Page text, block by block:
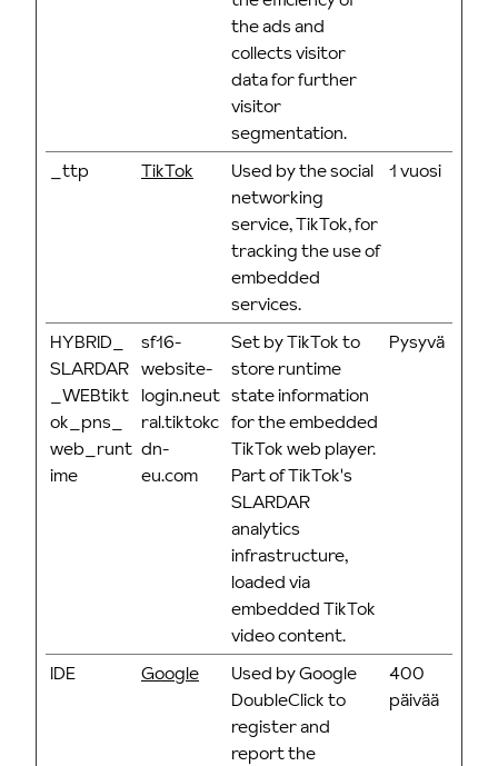
the ads and
collects visitor
data for further
visitor
segmentation.
_ttp TikTok
Used by the social
networking
service, TikTok, for
tracking the use of
embedded
services.
1 vuosi
HYBRID_
SLARDAR
_WEBtikt
ok_pns_
web_runt
ime
sf16-
website-
login.neut
ral.tiktokc
dn-
eu.com
Set by TikTok to
store runtime
state information
for the embedded
TikTok web player.
Part of TikTok's
SLARDAR
analytics
infrastructure,
loaded via
embedded TikTok
video content.
Pysyvä
IDE Google
Used by Google
DoubleClick to
register and
report the
400
päivää